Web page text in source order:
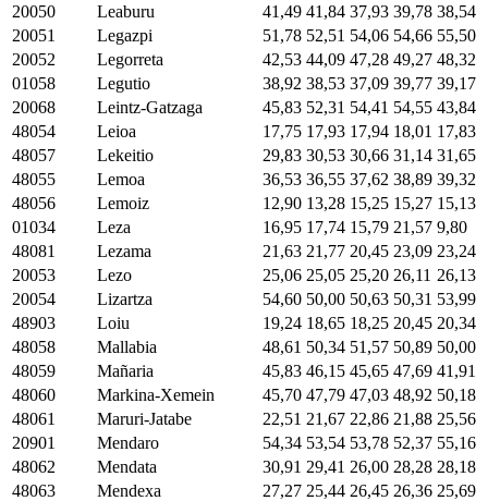
20050 Leaburu 41,49 41,84 37,93 39,78 38,54
20051
Legazpi 51,78 52,51 54,06 54,66 55,50
20052
Legorreta 42,53 44,09 47,28 49,27 48,32
01058
Legutio 38,92 38,53 37,09 39,77 39,17
20068
Leintz-Gatzaga 45,83 52,31 54,41 54,55 43,84
48054
Leioa 17,75 17,93 17,94 18,01 17,83
48057
Lekeitio 29,83 30,53 30,66 31,14 31,65
48055
Lemoa 36,53 36,55 37,62 38,89 39,32
48056
Lemoiz 12,90 13,28 15,25 15,27 15,13
01034
Leza 16,95 17,74 15,79 21,57 9,80
48081
Lezama 21,63 21,77 20,45 23,09 23,24
20053
Lezo 25,06 25,05 25,20 26,11 26,13
20054
Lizartza 54,60 50,00 50,63 50,31 53,99
48903
Loiu 19,24 18,65 18,25 20,45 20,34
48058
Mallabia 48,61 50,34 51,57 50,89 50,00
48059
Mañaria 45,83 46,15 45,65 47,69 41,91
48060
Markina-Xemein 45,70 47,79 47,03 48,92 50,18
48061
Maruri-Jatabe 22,51 21,67 22,86 21,88 25,56
20901
Mendaro 54,34 53,54 53,78 52,37 55,16
48062
Mendata 30,91 29,41 26,00 28,28 28,18
48063
Mendexa 27,27 25,44 26,45 26,36 25,69